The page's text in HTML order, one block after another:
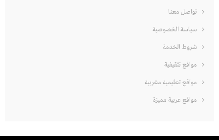
تواصل معنا
سياسة الخصوصية
شروط الخدمة
مواقع تثقيفية
مواقع تعليمية مغربية
مواقع عربية مميزة